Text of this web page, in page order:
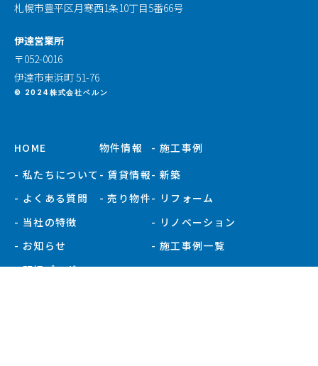
札幌市豊平区月寒西1条10丁目5番66号
伊達営業所
〒052-0016
伊達市東浜町 51-76
© 2024株式会社ベルン
HOME
- 私たちについて
- よくある質問
- 当社の特徴
- お知らせ
- 現場ブログ
物件情報
- 賃貸情報
- 売り物件
- 施工事例
- 新築
- リフォーム
- リノベーション
- 施工事例一覧